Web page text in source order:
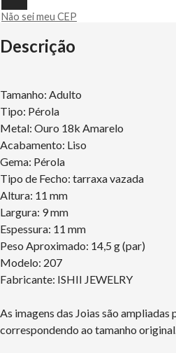
Não sei meu CEP
Descrição
Tamanho: Adulto
Tipo: Pérola
Metal: Ouro 18k Amarelo
Acabamento: Liso
Gema: Pérola
Tipo de Fecho: tarraxa vazada
Altura: 11 mm
Largura: 9 mm
Espessura: 11 mm
Peso Aproximado: 14,5 g (par)
Modelo: 207
Fabricante: ISHII JEWELRY
As imagens das Joias são ampliadas
correspondendo ao tamanho